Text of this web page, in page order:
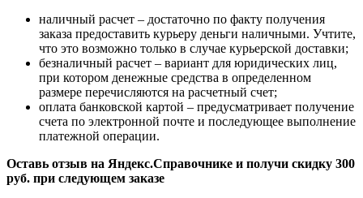
наличный расчет – достаточно по факту получения
заказа предоставить курьеру деньги наличными. Учтите,
что это возможно только в случае курьерской доставки;
безналичный расчет – вариант для юридических лиц,
при котором денежные средства в определенном
размере перечисляются на расчетный счет;
оплата банковской картой – предусматривает получение
счета по электронной почте и последующее выполнение
платежной операции.
Оставь отзыв на Яндекс.Справочнике и получи скидку 300
руб. при следующем заказе